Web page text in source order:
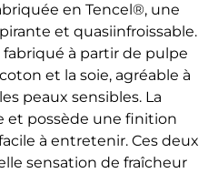
en Tencel®, une
et quasiinfroissable.
fabriqué à partir de pulpe
et la soie, agréable à
peaux sensibles. La
et possède une finition
à entretenir. Ces deux
sensation de fraîcheur